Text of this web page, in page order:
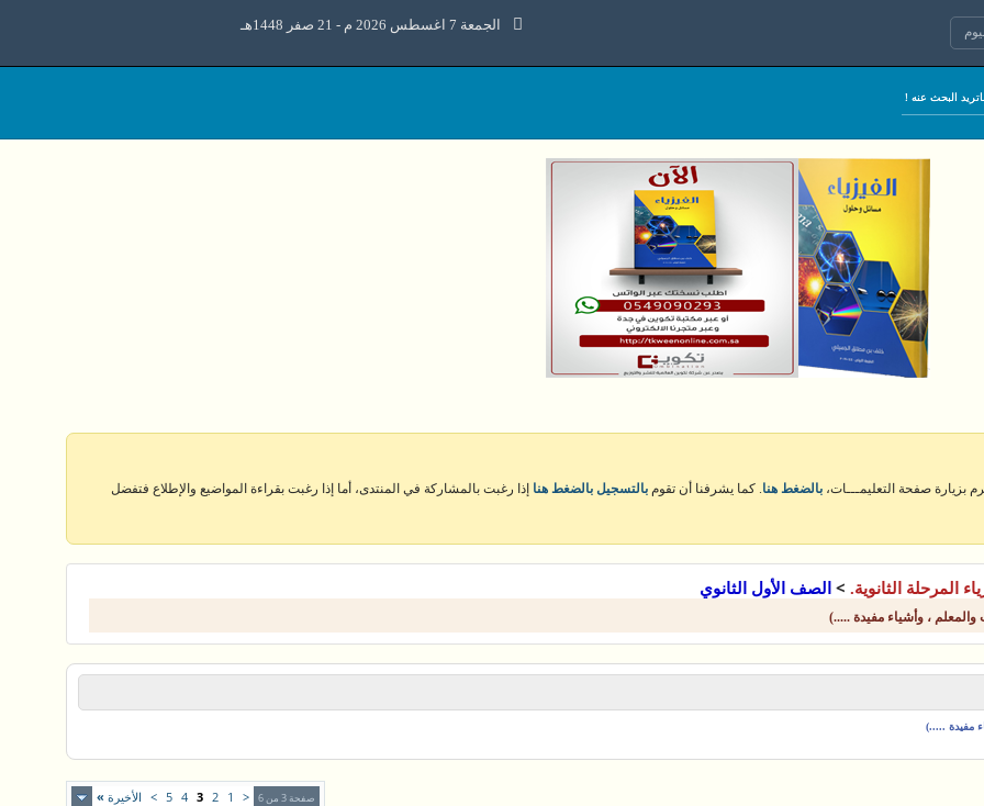
الجمعة 7 اغسطس 2026 م - 21 صفر 1448هـ
بزيارة صفحة التعليمـــات، بالضغط هنا . كما يشرفنا أن تقوم بالتسجيل بالضغط هنا إذا رغبت بالمشاركة في المنتدى، أما إذا رغبت بقراءة المواضيع والإطلاع فتفضل
المرحلة الثانوية. > الصف الأول الثانوي
، وأشياء مفيدة .....)
مفيدة .....)
صفحة 3 من 6 <
1
2
3
4
5
> الأخيرة »